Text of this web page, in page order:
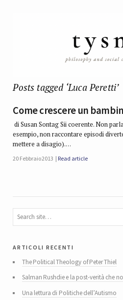
Posts tagged ‘Luca Peretti’
Come crescere un
di Susan Sontag Sii coerente. Non
esempio, non raccontare episodi
mettere a disagio).…
20 Febbraio 2013 Read article
articoli recenti
The Political Theology of Peter Thiel
Salman Rushdie e la post-verità che
Una lettura di Politiche dell’Autismo